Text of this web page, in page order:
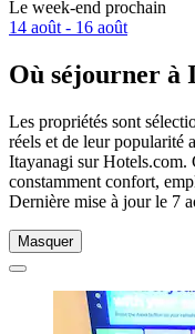
Le week-end prochain
14 août - 16 août
Où séjourner à
Les propriétés sont
réels et de leur popularité
Itayanagi sur Hotels.com.
constamment confort,
Dernière mise à jour le 7
Masquer